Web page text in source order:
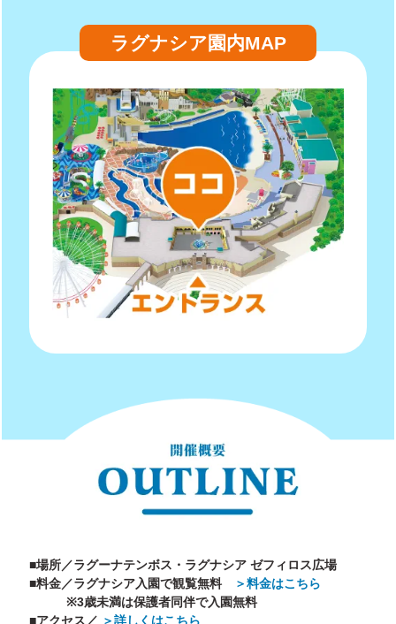
ラグナシア園内MAP
■場所／ラグーナテンボス・ラグナシア ゼフィロス広場
■料金／ラグナシア入園で観覧無料
＞料金はこちら
※3歳未満は保護者同伴で入園無料
■アクセス／ ＞詳しくはこちら